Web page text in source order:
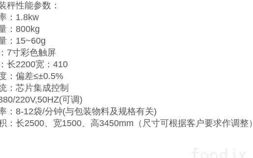
秤性能参数：
：1.8kw
：800kg
：15~60g
7寸彩色触屏
长2200宽：410
：偏差≤±0.5%
：芯片集成控制
220V,50HZ(可调)
：8-12袋/分钟(与包装物料及规格有关)
：长2500、宽1500、高3450mm（尺寸可根据客户要求作调整）